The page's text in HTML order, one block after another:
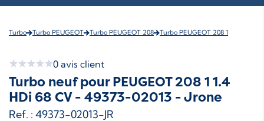
Turbo Turbo PEUGEOT Turbo PEUGEOT 208 Turbo PEUGEOT 208 1
0 avis client
Turbo neuf pour PEUGEOT 208 1 1.4
HDi 68 CV - 49373-02013 - Jrone
Ref. : 49373-02013-JR